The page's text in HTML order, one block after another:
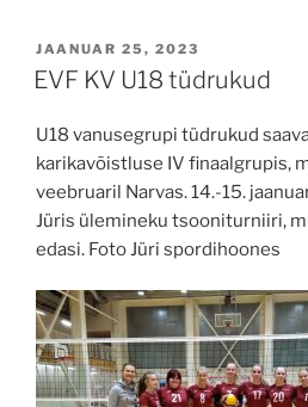
POSTED
ON
JAANUAR 25, 2023
EVF KV U18 tüdrukud
U18 vanusegrupi tüdrukud
karikavõistluse IV finaalgrupis,
veebruaril Narvas. 14.-15.
Jüris ülemineku tsooniturniiri,
edasi. Foto Jüri spordihoones